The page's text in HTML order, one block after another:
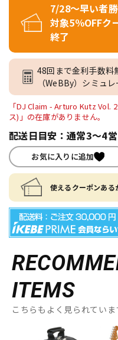
7/28～早い者
対象5％OFFク
終了
48回まで金利手数料
（WeBBy）シミュ
「DJ Claim - Arturo Kutz Vol.
ス)」の在庫がありません。
配送日目安：通常3～4
お気に入りに追加
使えるクーポンあ
ITEMS
こちらもよく見られていま